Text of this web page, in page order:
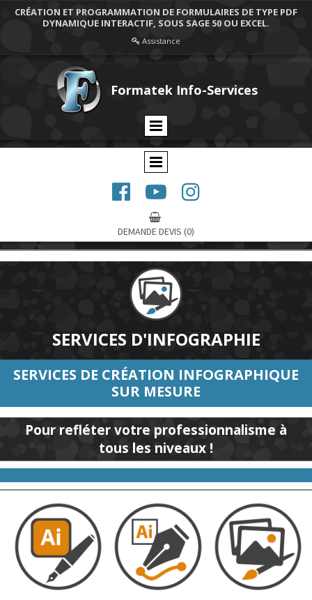
CRÉATION ET PROGRAMMATION DE FORMULAIRES DE TYPE PDF
DYNAMIQUE INTERACTIF, SOUS SAGE 50 OU EXCEL.
Assistance
Formatek Info-Services
  

DEMANDE DEVIS (0)
SERVICES D'INFOGRAPHIE
SERVICES DE CRÉATION INFOGRAPHIQUE
SUR MESURE
Pour refléter votre professionnalisme à
tous les niveaux !